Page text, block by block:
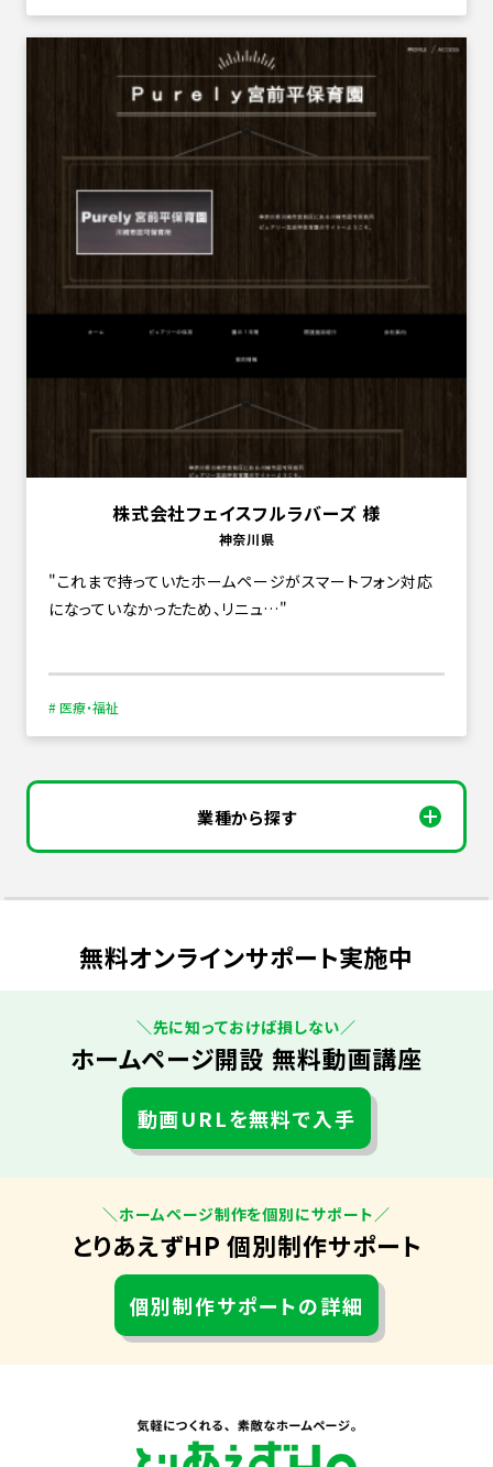
株式会社フェイスフルラバーズ 様
神奈川県
これまで持っていたホームページがスマートフォン対応
になっていなかったため、リニュ…
# 医療・福祉
業種から探す
無料オンラインサポート実施中
＼先に知っておけば損しない／
ホームページ開設 無料動画講座
動画URLを無料で入手
＼ホームページ制作を個別にサポート／
とりあえずHP 個別制作サポート
個別制作サポートの詳細